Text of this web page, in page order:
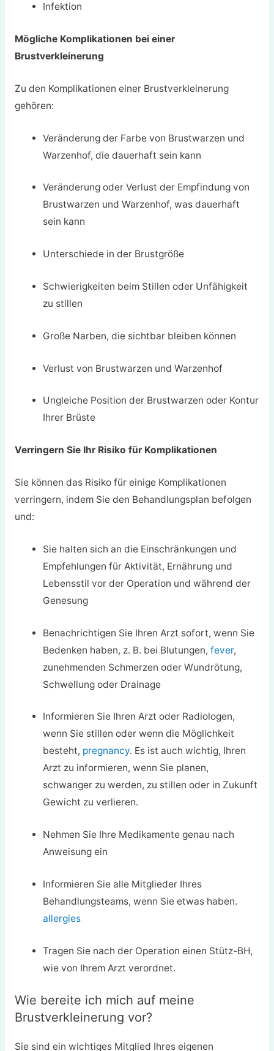
Infektion
Mögliche Komplikationen bei einer
Brustverkleinerung
Zu den Komplikationen einer Brustverkleinerung
gehören:
Veränderung der Farbe von Brustwarzen und
Warzenhof, die dauerhaft sein kann
Veränderung oder Verlust der Empfindung von
Brustwarzen und Warzenhof, was dauerhaft
sein kann
Unterschiede in der Brustgröße
Schwierigkeiten beim Stillen oder Unfähigkeit
zu stillen
Große Narben, die sichtbar bleiben können
Verlust von Brustwarzen und Warzenhof
Ungleiche Position der Brustwarzen oder Kontur
Ihrer Brüste
Verringern Sie Ihr Risiko für Komplikationen
Sie können das Risiko für einige Komplikationen
verringern, indem Sie den Behandlungsplan befolgen
und:
Sie halten sich an die Einschränkungen und
Empfehlungen für Aktivität, Ernährung und
Lebensstil vor der Operation und während der
Genesung
Benachrichtigen Sie Ihren Arzt sofort, wenn Sie
Bedenken haben, z. B. bei Blutungen,fever,
zunehmenden Schmerzen oder Wundrötung,
Schwellung oder Drainage
Informieren Sie Ihren Arzt oder Radiologen,
wenn Sie stillen oder wenn die Möglichkeit
besteht, pregnancy. Es ist auch wichtig, Ihren
Arzt zu informieren, wenn Sie planen,
schwanger zu werden, zu stillen oder in Zukunft
Gewicht zu verlieren.
Nehmen Sie Ihre Medikamente genau nach
Anweisung ein
Informieren Sie alle Mitglieder Ihres
Behandlungsteams, wenn Sie etwas haben.
allergies
Tragen Sie nach der Operation einen Stütz-BH,
wie von Ihrem Arzt verordnet.
Wie bereite ich mich auf meine
Brustverkleinerung vor?
Sie sind ein wichtiges Mitglied Ihres eigenen